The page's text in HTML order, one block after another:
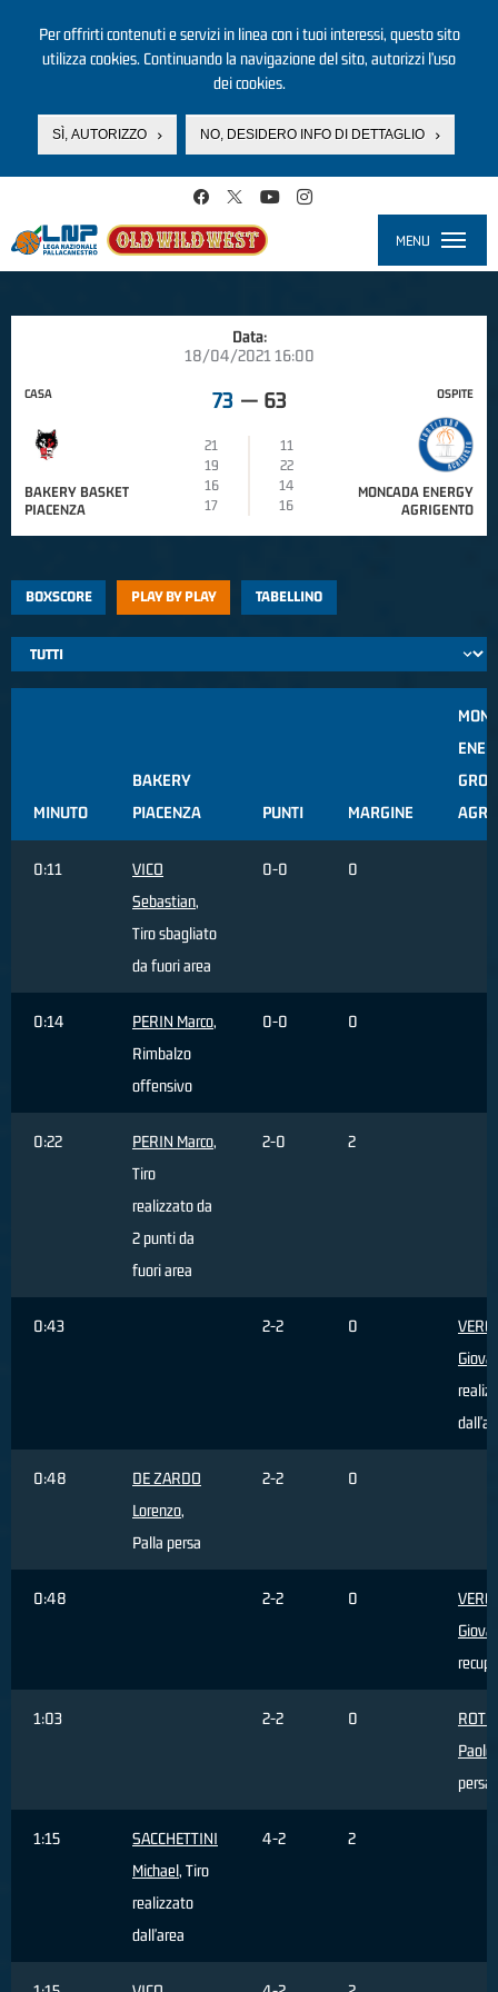
Per offrirti contenuti e servizi in linea con i tuoi interessi, questo sito
utilizza cookies. Continuando la navigazione del sito, autorizzi l’uso
dei cookies.
SÌ, AUTORIZZO NO, DESIDERO INFO DI DETTAGLIO
MENU
Data:
18/04/2021 16:00
CASA
BAKERY BASKET
PIACENZA
73 — 63
21
11
19
22
16
14
17
16
OSPITE
MONCADA ENERGY
AGRIGENTO
BOXSCORE PLAY BY PLAY TABELLINO
MINUTO
BAKERY
PIACENZA
PUNTI MARGINE
0:11
VICO
Sebastian,
Tiro sbagliato
da fuori area
0-0 0
0:14 PERIN Marco,
Rimbalzo
offensivo
0-0 0
0:22 PERIN Marco,
Tiro
realizzato da
2 punti da
fuori area
2-0 2
0:43 2-2 0
0:48
DE ZARDO
Lorenzo,
Palla persa
2-2 0
0:48 2-2 0
1:03 2-2 0
Paolo
persa
1:15
SACCHETTINI
Michael, Tiro
realizzato
dall'area
4-2 2